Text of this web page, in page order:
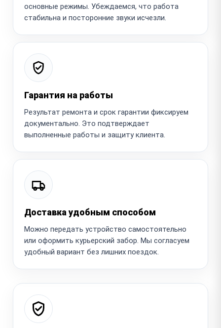
основные режимы. Убеждаемся, что работа
стабильна и посторонние звуки исчезли.
Гарантия на работы
Результат ремонта и срок гарантии фиксируем
документально. Это подтверждает
выполненные работы и защиту клиента.
Доставка удобным способом
Можно передать устройство самостоятельно
или оформить курьерский забор. Мы согласуем
удобный вариант без лишних поездок.